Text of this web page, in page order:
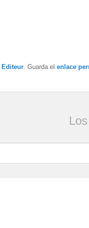
Editeur. Guarda el enlace